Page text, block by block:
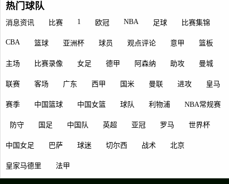
热门球队
消息资讯 比赛 1 欧冠 NBA 足球 比赛集锦
CBA 篮球 亚洲杯 球员 观点评论 意甲 篮板
主场 比赛录像 女足 德甲 阿森纳 助攻 曼城
联赛 客场 广东 西甲 国米 曼联 进攻 皇马
赛季 中国篮球 中国女篮 球队 利物浦 NBA常规赛
防守 国足 中国队 英超 亚冠 罗马 世界杯
中国女足 巴萨 球迷 切尔西 战术 北京
皇家马德里 法甲